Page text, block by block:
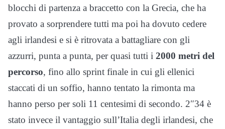
blocchi di partenza a braccetto con la Grecia, che ha
provato a sorprendere tutti ma poi ha dovuto cedere
agli irlandesi e si è ritrovata a battagliare con gli
azzurri, punta a punta, per quasi tutti i 2000 metri del
percorso, fino allo sprint finale in cui gli ellenici
staccati di un soffio, hanno tentato la rimonta ma
hanno perso per soli 11 centesimi di secondo. 2″34 è
stato invece il vantaggio sull’Italia degli irlandesi, che